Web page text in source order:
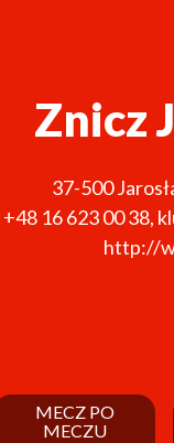
Znicz
37-500
+48 16 623 00 38,
http://
MECZ PO
MECZU